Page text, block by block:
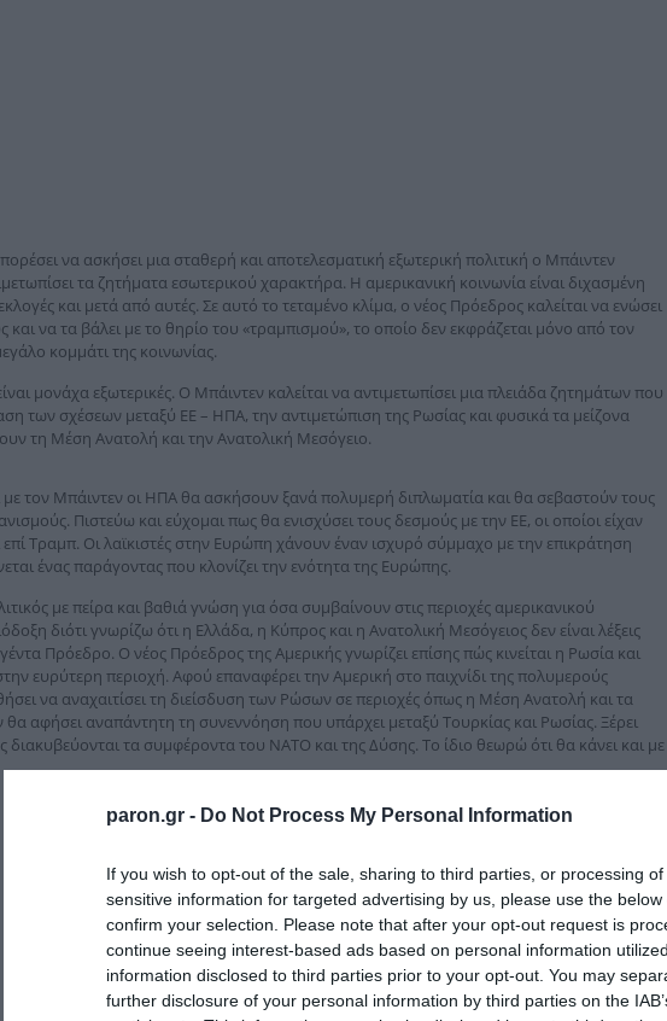
paron.gr - Do Not Process My Personal Information
If you wish to opt-out of the sale, sharing to third parties, or processing
sensitive information for targeted advertising by us, please use the
confirm your selection. Please note that after your opt-out request is
continue seeing interest-based ads based on personal information
information disclosed to third parties prior to your opt-out. You may
further disclosure of your personal information by third parties on the
να ασκήσει μια σταθερή και αποτελεσματική εξωτερική πολιτική ο Μπάιντεν
τα ζητήματα εσωτερικού χαρακτήρα. Η αμερικανική κοινωνία είναι διχασμένη
και μετά από αυτές. Σε αυτό το τεταμένο κλίμα, ο νέος Πρόεδρος καλείται να ενώσει
και να τα βάλει με το θηρίο του «τραμπισμού», το οποίο δεν εκφράζεται μόνο από τον
κομμάτι της κοινωνίας.
μονάχα εξωτερικές. Ο Μπάιντεν καλείται να αντιμετωπίσει μια πλειάδα ζητημάτων που
των σχέσεων μεταξύ ΕΕ – ΗΠΑ, την αντιμετώπιση της Ρωσίας και φυσικά τα μείζονα
τη Μέση Ανατολή και την Ανατολική Μεσόγειο.
με τον Μπάιντεν οι ΗΠΑ θα ασκήσουν ξανά πολυμερή διπλωματία και θα σεβαστούν τους
Πιστεύω και εύχομαι πως θα ενισχύσει τους δεσμούς με την ΕΕ, οι οποίοι είχαν
Tραμπ. Οι λαϊκιστές στην Ευρώπη χάνουν έναν ισχυρό σύμμαχο με την επικράτηση
ένας παράγοντας που κλονίζει την ενότητα της Ευρώπης.
με πείρα και βαθιά γνώση για όσα συμβαίνουν στις περιοχές αμερικανικού
διότι γνωρίζω ότι η Ελλάδα, η Κύπρος και η Ανατολική Μεσόγειος δεν είναι λέξεις
Πρόεδρο. Ο νέος Πρόεδρος της Αμερικής γνωρίζει επίσης πώς κινείται η Ρωσία και
στην ευρύτερη περιοχή. Αφού επαναφέρει την Αμερική στο παιχνίδι της πολυμερούς
να αναχαιτίσει τη διείσδυση των Ρώσων σε περιοχές όπως η Μέση Ανατολή και τα
θα αφήσει αναπάντητη τη συνεννόηση που υπάρχει μεταξύ Τουρκίας και Ρωσίας. Ξέρει
διακυβεύονται τα συμφέροντα του ΝΑΤΟ και της Δύσης. Το ίδιο θεωρώ ότι θα κάνει και με